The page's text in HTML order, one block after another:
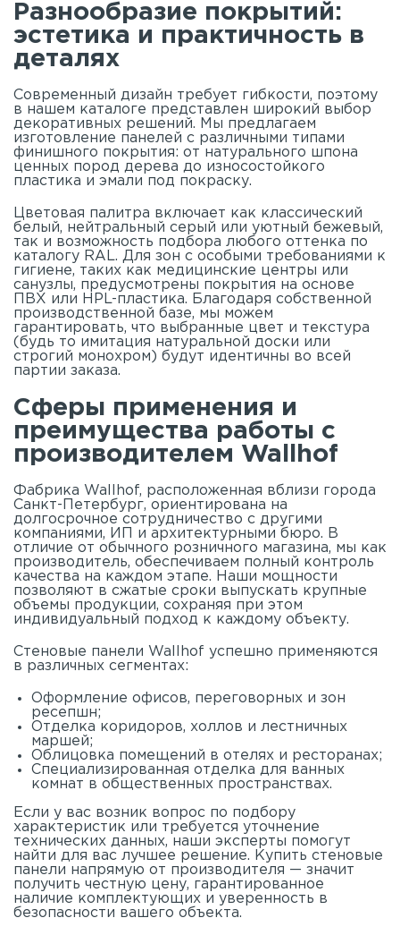
Разнообразие покрытий:
эстетика и практичность в
деталях
Современный дизайн требует гибкости, поэтому
в нашем каталоге представлен широкий выбор
декоративных решений. Мы предлагаем
изготовление панелей с различными типами
финишного покрытия: от натурального шпона
ценных пород дерева до износостойкого
пластика и эмали под покраску.
Цветовая палитра включает как классический
белый, нейтральный серый или уютный бежевый,
так и возможность подбора любого оттенка по
каталогу RAL. Для зон с особыми требованиями к
гигиене, таких как медицинские центры или
санузлы, предусмотрены покрытия на основе
ПВХ или HPL-пластика. Благодаря собственной
производственной базе, мы можем
гарантировать, что выбранные цвет и текстура
(будь то имитация натуральной доски или
строгий монохром) будут идентичны во всей
партии заказа.
Сферы применения и
преимущества работы с
производителем Wallhof
Фабрика Wallhof, расположенная вблизи города
Санкт-Петербург, ориентирована на
долгосрочное сотрудничество с другими
компаниями, ИП и архитектурными бюро. В
отличие от обычного розничного магазина, мы как
производитель, обеспечиваем полный контроль
качества на каждом этапе. Наши мощности
позволяют в сжатые сроки выпускать крупные
объемы продукции, сохраняя при этом
индивидуальный подход к каждому объекту.
Стеновые панели Wallhof успешно применяются
в различных сегментах:
Оформление офисов, переговорных и зон
ресепшн;
Отделка коридоров, холлов и лестничных
маршей;
Облицовка помещений в отелях и ресторанах;
Специализированная отделка для ванных
комнат в общественных пространствах.
Если у вас возник вопрос по подбору
характеристик или требуется уточнение
технических данных, наши эксперты помогут
найти для вас лучшее решение. Купить стеновые
панели напрямую от производителя — значит
получить честную цену, гарантированное
наличие комплектующих и уверенность в
безопасности вашего объекта.